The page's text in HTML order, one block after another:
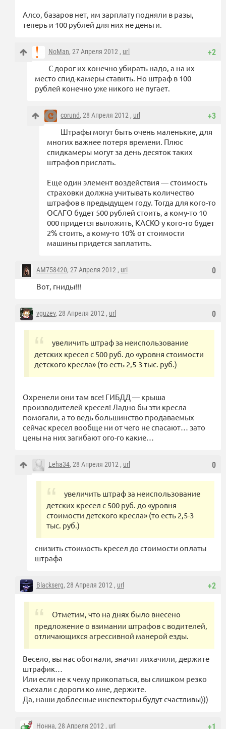
Алсо, базаров нет, им зарплату подняли в разы,
теперь и 100 рублей для них не деньги.
+2
NoMan, 27 Апреля 2012 , url
С дорог их конечно убирать надо, а на их
место спид-камеры ставить. Но штраф в 100
рублей конечно уже никого не пугает.
+3
corund, 28 Апреля 2012 , url
Штрафы могут быть очень маленькие, для
многих важнее потеря времени. Плюс
спидкамеры могут за день десяток таких
штрафов прислать.
Еще один элемент воздействия — стоимость
страховки должна учитывать количество
штрафов в предыдущем году. Тогда для кого-то
ОСАГО будет 500 рублей стоить, а кому-то 10
000 придется выложить, КАСКО у кого-то будет
2% стоить, а кому-то 10% от стоимости
машины придется заплатить.
0
AM758420, 27 Апреля 2012 , url
Вот, гниды!!!
0
vguzev, 28 Апреля 2012 , url
увеличить штраф за неиспользование
детских кресел с 500 руб. до «уровня стоимости
детского кресла» (то есть 2,5-3 тыс. руб.)
Охренели они там все! ГИБДД — крыша
производителей кресел! Ладно бы эти кресла
помогали, а то ведь большинство продаваемых
сейчас кресел вообще ни от чего не спасают… зато
цены на них загибают ого-го какие…
0
Leha34, 28 Апреля 2012 , url
увеличить штраф за неиспользование
детских кресел с 500 руб. до «уровня
стоимости детского кресла» (то есть 2,5-3
тыс. руб.)
снизить стоимость кресел до стоимости оплаты
штрафа
+2
Blackserg, 28 Апреля 2012 , url
Отметим, что на днях было внесено
предложение о взимании штрафов с водителей,
отличающихся агрессивной манерой езды.
Весело, вы нас обогнали, значит лихачили, держите
штрафик…
Или если не к чему прикопаться, вы слишком резко
съехали с дороги ко мне, держите.
Да, наши доблесные инспекторы будут счастливы)))
+1
Нонна, 28 Апреля 2012 , url